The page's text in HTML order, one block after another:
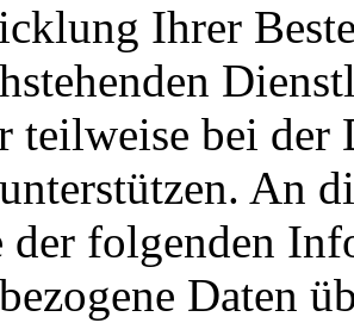
Ihrer
teilweise bei der
An
der folgenden
Daten